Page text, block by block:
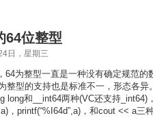
64位整型
日，星期三
64为整型一直是一种没有确定规范的
整型的支持也是标准不一，形态各异
long和__int64两种(VC还支持_int64)
，printf(“%I64d”,a)，和cout << a三